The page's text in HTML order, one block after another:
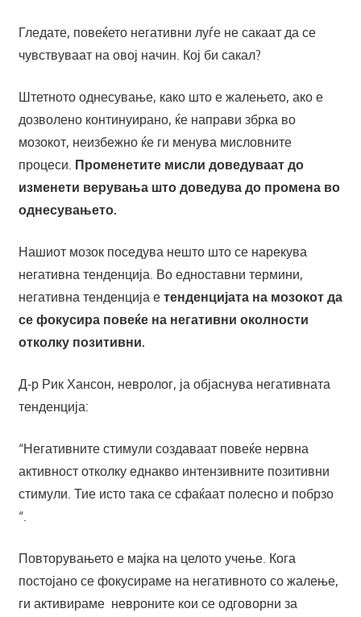
Гледате, повеќето негативни луѓе не сакаат да се
чувствуваат на овој начин. Кој би сакал?
Штетното однесување, како што е жалењето, ако е
дозволено континуирано, ќе направи збрка во
мозокот, неизбежно ќе ги менува мисловните
процеси. Променетите мисли доведуваат до
изменети верувања што доведува до промена во
однесувањето.
Нашиот мозок поседува нешто што се нарекува
негативна тенденција. Во едноставни термини,
негативна тенденција е тенденцијата на мозокот да
се фокусира повеќе на негативни околности
отколку позитивни.
Д-р Рик Хансон, невролог, ја објаснува негативната
тенденција:
“Негативните стимули создаваат повеќе нервна
активност отколку еднакво интензивните позитивни
стимули. Тие исто така се сфаќаат полесно и побрзо
“.
Повторувањето е мајка на целото учење. Кога
постојано се фокусираме на негативното со жалење,
ги активираме невроните кои се одговорни за